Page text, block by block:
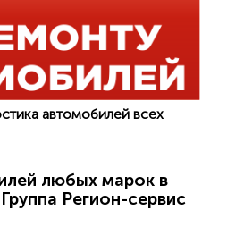
автомобилей всех
любых марок в
Регион-сервис